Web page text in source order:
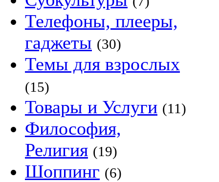
Телефоны, плееры,
гаджеты (30)
Темы для взрослых
(15)
Товары и Услуги (11)
Философия,
Религия (19)
Шоппинг (6)